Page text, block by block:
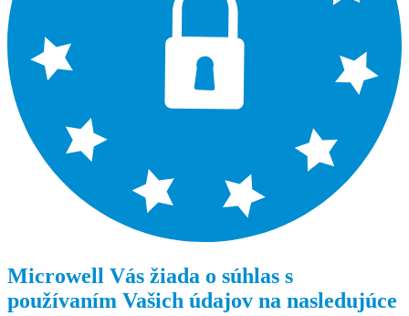
Microwell Vás žiada o súhlas s
používaním Vašich údajov na nasledujúce